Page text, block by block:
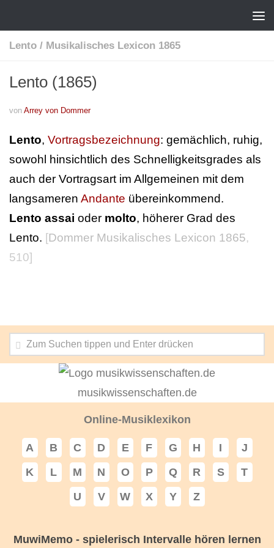
Lento / Musikalisches Lexicon 1865
Lento (1865)
von Arrey von Dommer
Lento, Vortragsbezeichnung: gemächlich, ruhig,
sowohl hinsichtlich des Schnelligkeitsgrades als
auch der Vortragsart im Allgemeinen mit dem
langsameren Andante übereinkommend.
Lento assai oder molto, höherer Grad des
Lento. [Dommer Musikalisches Lexicon 1865,
510]
musikwissenschaften.de
Online-Musiklexikon
A B C D E F G H I
J
K
L M N O P Q R S
T
U
V W X Y Z
MuwiMemo - spielerisch Intervalle hören lernen